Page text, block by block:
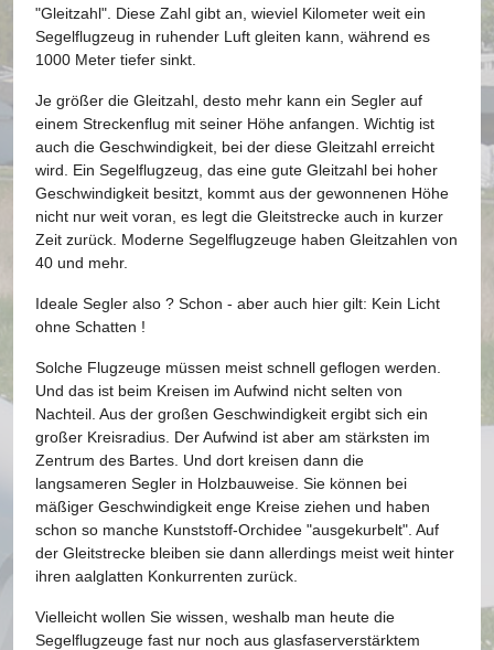
"Gleitzahl". Diese Zahl gibt an, wieviel Kilometer weit ein
Segelflugzeug in ruhender Luft gleiten kann, während es
1000 Meter tiefer sinkt.
Je größer die Gleitzahl, desto mehr kann ein Segler auf
einem Streckenflug mit seiner Höhe anfangen. Wichtig ist
auch die Geschwindigkeit, bei der diese Gleitzahl erreicht
wird. Ein Segelflugzeug, das eine gute Gleitzahl bei hoher
Geschwindigkeit besitzt, kommt aus der gewonnenen Höhe
nicht nur weit voran, es legt die Gleitstrecke auch in kurzer
Zeit zurück. Moderne Segelflugzeuge haben Gleitzahlen von
40 und mehr.
Ideale Segler also ? Schon - aber auch hier gilt: Kein Licht
ohne Schatten !
Solche Flugzeuge müssen meist schnell geflogen werden.
Und das ist beim Kreisen im Aufwind nicht selten von
Nachteil. Aus der großen Geschwindigkeit ergibt sich ein
großer Kreisradius. Der Aufwind ist aber am stärksten im
Zentrum des Bartes. Und dort kreisen dann die
langsameren Segler in Holzbauweise. Sie können bei
mäßiger Geschwindigkeit enge Kreise ziehen und haben
schon so manche Kunststoff-Orchidee "ausgekurbelt". Auf
der Gleitstrecke bleiben sie dann allerdings meist weit hinter
ihren aalglatten Konkurrenten zurück.
Vielleicht wollen Sie wissen, weshalb man heute die
Segelflugzeuge fast nur noch aus glasfaserverstärktem